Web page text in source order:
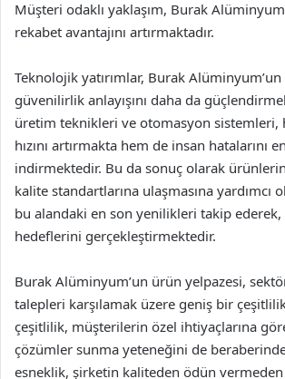
Müşteri odaklı yaklaşım, Burak
rekabet avantajını artırmaktadır.
Teknolojik yatırımlar, Burak
güvenilirlik anlayışını daha da
üretim teknikleri ve otomasyon sistemleri,
hızını artırmakta hem de insan hatalarını
indirmektedir. Bu da sonuç olarak
kalite standartlarına ulaşmasına yardımcı
bu alandaki en son yenilikleri takip
hedeflerini gerçekleştirmektedir.
Burak Alüminyum’un ürün yelpazesi,
talepleri karşılamak üzere geniş bir
çeşitlilik, müşterilerin özel ihtiyaçlarına
çözümler sunma yeteneğini de
esneklik, şirketin kaliteden ödün